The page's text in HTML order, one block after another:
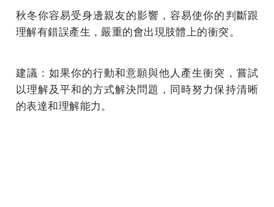
秋冬你容易受身邊親友的影響，容易使你的判斷跟
理解有錯誤產生，嚴重的會出現肢體上的衝突。
建議：如果你的行動和意願與他人產生衝突，嘗試
以理解及平和的方式解決問題，同時努力保持清晰
的表達和理解能力。